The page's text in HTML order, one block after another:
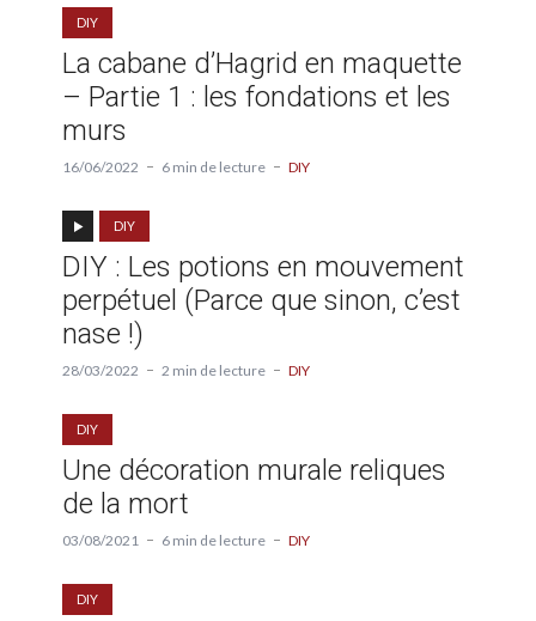
DIY
La cabane d’Hagrid en maquette
– Partie 1 : les fondations et les
murs
16/06/2022 6 min de lecture DIY
DIY
DIY : Les potions en mouvement
perpétuel (Parce que sinon, c’est
nase !)
28/03/2022 2 min de lecture DIY
DIY
Une décoration murale reliques
de la mort
03/08/2021 6 min de lecture DIY
DIY